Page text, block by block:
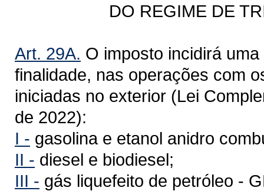
DO REGIME DE
Art. 29A. O imposto incidirá
finalidade, nas operações com
iniciadas no exterior (Lei
de 2022):
I - gasolina e etanol anidro
II - diesel e biodiesel;
III - gás liquefeito de petróleo -